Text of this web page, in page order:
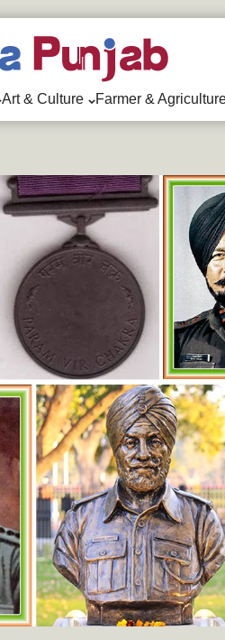
Art & Culture Farmer &